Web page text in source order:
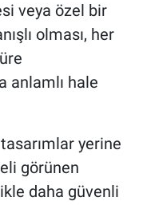
veya özel bir
olması, her
anlamlı hale
yerine
görünen
daha güvenli